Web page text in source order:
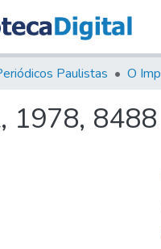
Paulistas O
1978, 8488